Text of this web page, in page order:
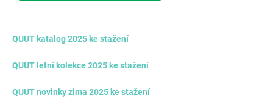
QUUT katalog 2025 ke stažení
QUUT letní kolekce 2025 ke stažení
QUUT novinky zima 2025 ke stažení